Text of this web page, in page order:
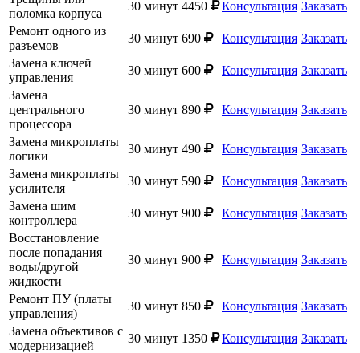
поломка корпуса
30 минут 4450 Консультация Заказать
Ремонт одного из
разъемов
30 минут 690 Консультация Заказать
Замена ключей
управления
30 минут 600 Консультация Заказать
Замена
центрального
процессора
30 минут 890 Консультация Заказать
Замена микроплаты
логики
30 минут 490 Консультация Заказать
Замена микроплаты
усилителя
30 минут 590 Консультация Заказать
Замена шим
контроллера
30 минут 900 Консультация Заказать
Восстановление
после попадания
воды/другой
жидкости
30 минут 900 Консультация Заказать
Ремонт ПУ (платы
управления)
30 минут 850 Консультация Заказать
Замена объективов с
модернизацией
30 минут 1350 Консультация Заказать